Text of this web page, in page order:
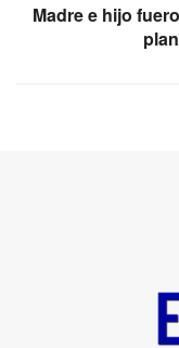
Madre e hijo